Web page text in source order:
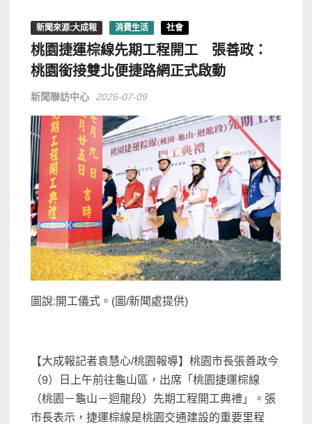
新聞來源:大成報 消費生活 社會
桃園捷運棕線先期工程開工 張善政：
桃園銜接雙北便捷路網正式啟動
新聞聯訪中心 2026-07-09
圖說:開工儀式。(圖/新聞處提供)
【大成報記者袁慧心/桃園報導】桃園市長張善政今
（9）日上午前往龜山區，出席「桃園捷運棕線
（桃園－龜山－迴龍段）先期工程開工典禮」。張
市長表示，捷運棕線是桃園交通建設的重要里程